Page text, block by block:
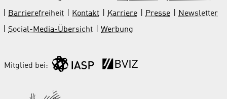
Barrierefreiheit
Kontakt Karriere Presse
Newsletter
Social-Media-Übersicht
Werbung
Mitglied bei: